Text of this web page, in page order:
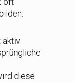
aktiv
diese